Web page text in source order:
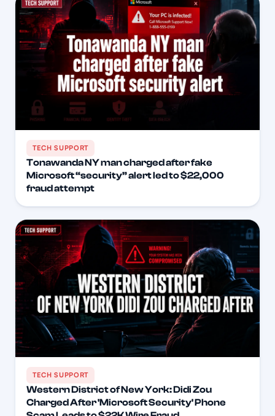
TECH SUPPORT
Tonawanda NY man charged after fake
Microsoft “security” alert led to $22,000
fraud attempt
TECH SUPPORT
Western District of New York: Didi Zou
Charged After 'Microsoft Security' Phone